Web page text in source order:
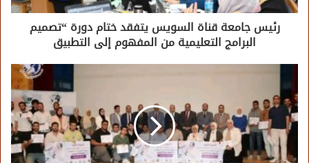
رئيس جامعة قناة السويس يتفقد ختام دورة “تصميم
البرامج التعليمية من المفهوم إلى التطبيق